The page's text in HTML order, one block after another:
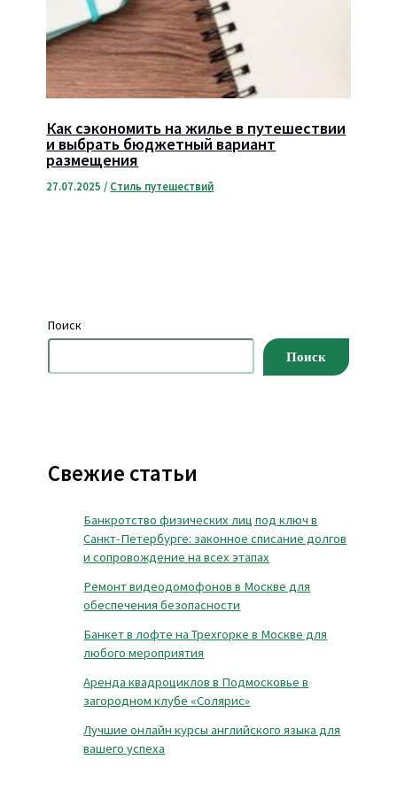
Как сэкономить на жилье в путешествии
и выбрать бюджетный вариант
размещения
27.07.2025/ Стиль путешествий
Поиск
Поиск
Свежие статьи
Банкротство физических лиц под ключ в
Санкт-Петербурге: законное списание долгов
и сопровождение на всех этапах
Ремонт видеодомофонов в Москве для
обеспечения безопасности
Банкет в лофте на Трехгорке в Москве для
любого мероприятия
Аренда квадроциклов в Подмосковье в
загородном клубе «Солярис»
Лучшие онлайн курсы английского языка для
вашего успеха